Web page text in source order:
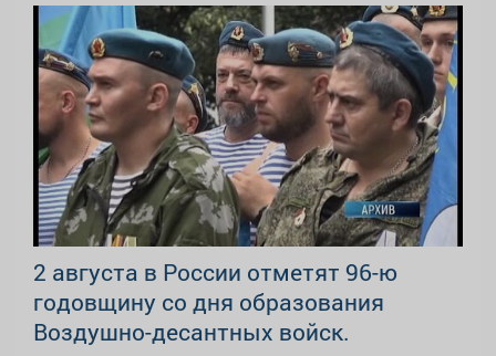
2 августа в России отметят 96-ю
годовщину со дня образования
Воздушно-десантных войск.